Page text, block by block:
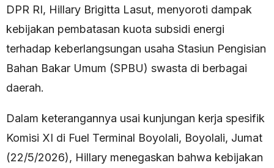
DPR RI, Hillary Brigitta Lasut, menyoroti dampak
kebijakan pembatasan kuota subsidi energi
terhadap keberlangsungan usaha Stasiun Pengisian
Bahan Bakar Umum (SPBU) swasta di berbagai
daerah.
Dalam keterangannya usai kunjungan kerja spesifik
Komisi XI di Fuel Terminal Boyolali, Boyolali, Jumat
(22/5/2026), Hillary menegaskan bahwa kebijakan